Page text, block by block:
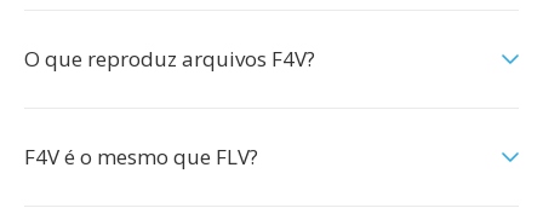
O que reproduz arquivos F4V?
F4V é o mesmo que FLV?